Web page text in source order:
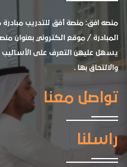
منصه افق: منصة أفق للتدريب
المبادرة / موقع الكتروني بعنوان
يسهل عليهن التعرف على الأساليب
والالتحاق بها .
تواصل معنا
راسلنا